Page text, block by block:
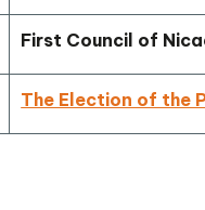
First Council of
The Election of the